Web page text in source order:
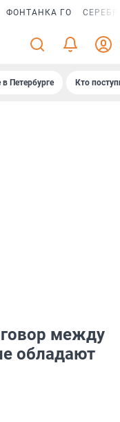
ФОНТАНКА ГО
Петербурге Кто
между
обладают